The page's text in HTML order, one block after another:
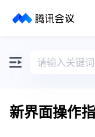
新界面操作指